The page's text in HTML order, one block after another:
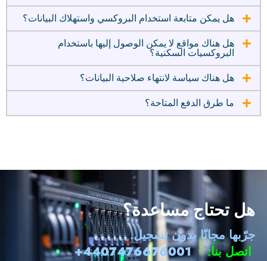
هل يمكن متابعة استخدام البروكسي واستهلاك البيانات؟
هل هناك مواقع لا يمكن الوصول إليها باستخدام
البروكسيات السكنية؟
هل هناك سياسة لانتهاء صلاحية البيانات؟
ما طرق الدفع المتاحة؟
هل تحتاج مساعدة؟
جرّبها مجانًا بدون تسجيل.
اتصل بنا:
4407476676001+